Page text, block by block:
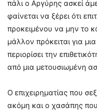
πάλι ο Αργύρης ασκεί
φαίνεται να ξέρει ότι
προκειμένου να μην το
μάλλον πρόκειται για
περιορίσει την
από μια μετουσιωμένη
Ο επιχειρηματίας που
ακόμη και ο χασάπης